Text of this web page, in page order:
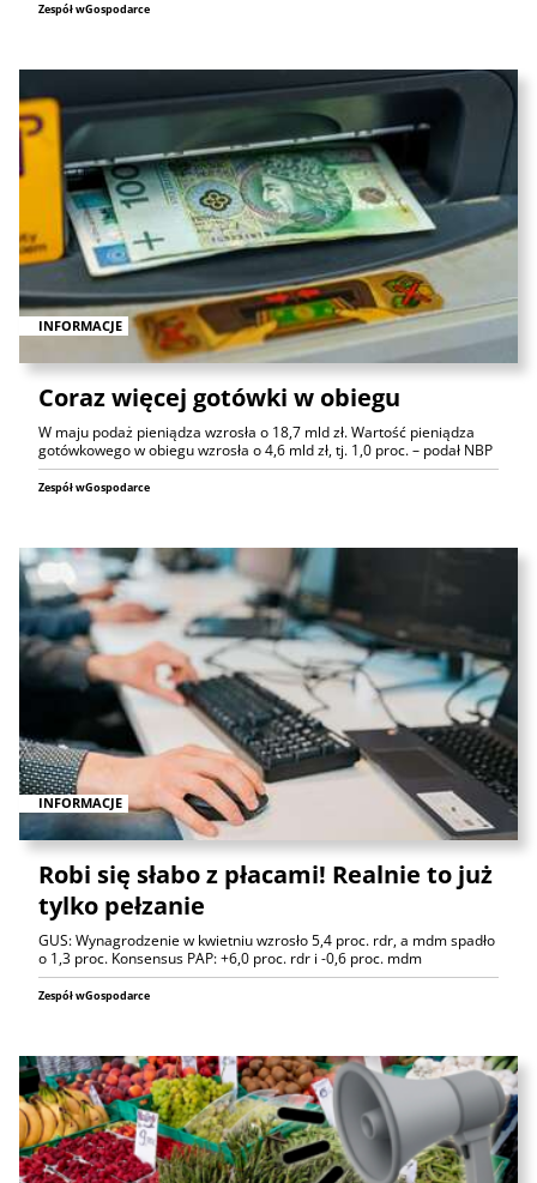
Zespół wGospodarce
INFORMACJE
Coraz więcej gotówki w obiegu
W maju podaż pieniądza wzrosła o 18,7 mld zł. Wartość pieniądza
gotówkowego w obiegu wzrosła o 4,6 mld zł, tj. 1,0 proc. – podał NBP
Zespół wGospodarce
INFORMACJE
Robi się słabo z płacami! Realnie to już
tylko pełzanie
GUS: Wynagrodzenie w kwietniu wzrosło 5,4 proc. rdr, a mdm spadło
o 1,3 proc. Konsensus PAP: +6,0 proc. rdr i -0,6 proc. mdm
Zespół wGospodarce